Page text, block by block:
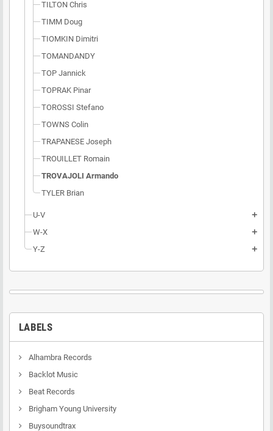
TILTON Chris
TIMM Doug
TIOMKIN Dimitri
TOMANDANDY
TOP Jannick
TOPRAK Pinar
TOROSSI Stefano
TOWNS Colin
TRAPANESE Joseph
TROUILLET Romain
TROVAJOLI Armando
TYLER Brian
U-V add
W-X add
Y-Z add
LABELS
Alhambra Records
Backlot Music
Beat Records
Brigham Young University
Buysoundtrax